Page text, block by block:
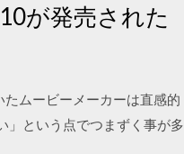
が発売された
ムービーメーカーは直感的
」という点でつまずく事が多